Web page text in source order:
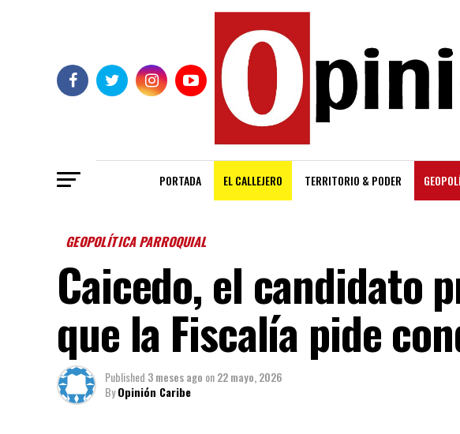
PORTADA EL CALLEJERO TERRITORIO & PODER
GEOPOLÍTICA PARROQUIAL
Caicedo, el candidato
que la Fiscalía pide
Published 3 meses ago on22 mayo, 2026
ByOpinión Caribe